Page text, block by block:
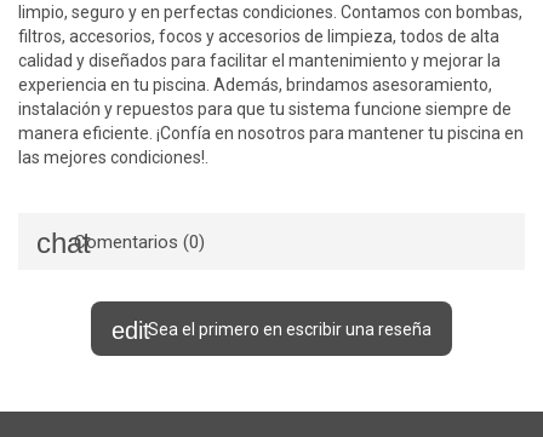
limpio, seguro y en perfectas condiciones. Contamos con bombas,
filtros, accesorios, focos y accesorios de limpieza, todos de alta
calidad y diseñados para facilitar el mantenimiento y mejorar la
experiencia en tu piscina. Además, brindamos asesoramiento,
instalación y repuestos para que tu sistema funcione siempre de
manera eficiente. ¡Confía en nosotros para mantener tu piscina en
las mejores condiciones!.
Comentarios (0)
Sea el primero en escribir una reseña